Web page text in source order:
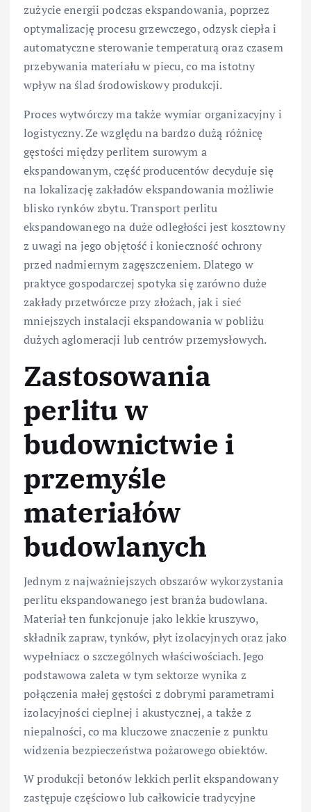
zużycie energii podczas ekspandowania, poprzez
optymalizację procesu grzewczego, odzysk ciepła i
automatyczne sterowanie temperaturą oraz czasem
przebywania materiału w piecu, co ma istotny
wpływ na ślad środowiskowy produkcji.
Proces wytwórczy ma także wymiar organizacyjny i
logistyczny. Ze względu na bardzo dużą różnicę
gęstości między perlitem surowym a
ekspandowanym, część producentów decyduje się
na lokalizację zakładów ekspandowania możliwie
blisko rynków zbytu. Transport perlitu
ekspandowanego na duże odległości jest kosztowny
z uwagi na jego objętość i konieczność ochrony
przed nadmiernym zagęszczeniem. Dlatego w
praktyce gospodarczej spotyka się zarówno duże
zakłady przetwórcze przy złożach, jak i sieć
mniejszych instalacji ekspandowania w pobliżu
dużych aglomeracji lub centrów przemysłowych.
Zastosowania
perlitu w
budownictwie i
przemyśle
materiałów
budowlanych
Jednym z najważniejszych obszarów wykorzystania
perlitu ekspandowanego jest branża budowlana.
Materiał ten funkcjonuje jako lekkie kruszywo,
składnik zapraw, tynków, płyt izolacyjnych oraz jako
wypełniacz o szczególnych właściwościach. Jego
podstawowa zaleta w tym sektorze wynika z
połączenia małej gęstości z dobrymi parametrami
izolacyjności cieplnej i akustycznej, a także z
niepalności, co ma kluczowe znaczenie z punktu
widzenia bezpieczeństwa pożarowego obiektów.
W produkcji betonów lekkich perlit ekspandowany
zastępuje częściowo lub całkowicie tradycyjne